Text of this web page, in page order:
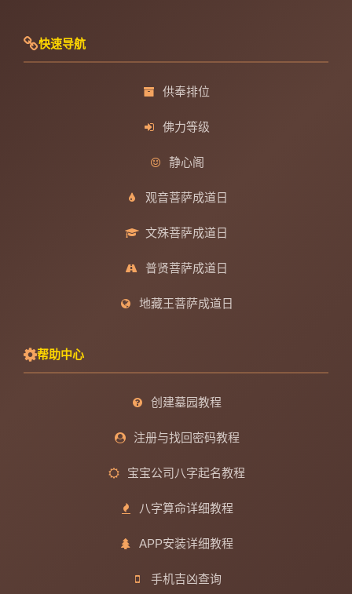
快速导航
供奉排位
佛力等级
静心阁
观音菩萨成道日
文殊菩萨成道日
普贤菩萨成道日
地藏王菩萨成道日
帮助中心
创建墓园教程
注册与找回密码教程
宝宝公司八字起名教程
八字算命详细教程
APP安装详细教程
手机吉凶查询